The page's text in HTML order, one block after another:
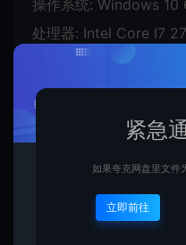
操作系统: Windows 10
处理器: Intel Core I7
内存: 32 GB RAM
显卡: Nvidia GeForce
RX 560
紧急
如果夸克网盘里文件
立即前往